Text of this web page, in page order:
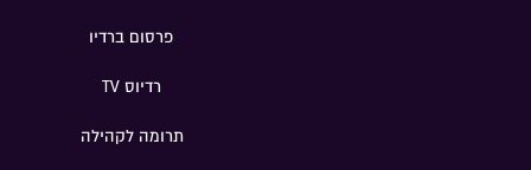
פרסום ברדיו
רדיוס TV
תרומה לקהילה